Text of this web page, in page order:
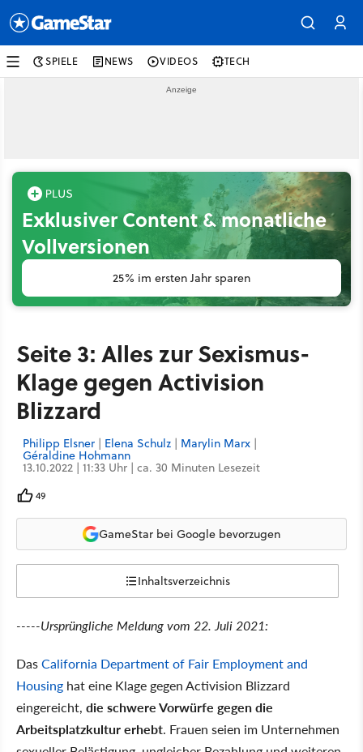
SPIELE NEWS VIDEOS TECH
Exklusiver Content & monatliche
Vollversionen
25% im ersten Jahr sparen
Seite 3: Alles zur Sexismus-
Klage gegen Activision
Blizzard
Philipp Elsner | Elena Schulz | Marylin Marx |
Géraldine Hohmann
13.10.2022 | 11:33 Uhr | ca. 30 Minuten Lesezeit
49
GameStar bei Google bevorzugen
Inhaltsverzeichnis
-----Ursprüngliche Meldung vom 22. Juli 2021:
DasCalifornia Department of Fair Employment and
Housing hat eine Klage gegen Activision Blizzard
eingereicht, die schwere Vorwürfe gegen die
Arbeitsplatzkultur erhebt. Frauen seien im Unternehmen